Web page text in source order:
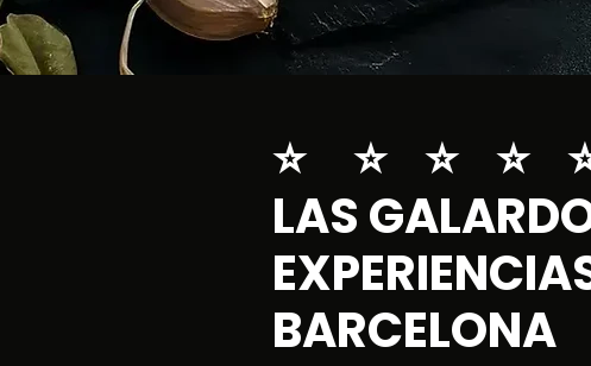
⭐ ⭐ ⭐ ⭐
LAS
BARCELONA